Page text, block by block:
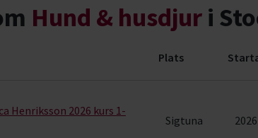
Hund & husdjur i
Plats
Henriksson 2026 kurs 1-
Sigtuna